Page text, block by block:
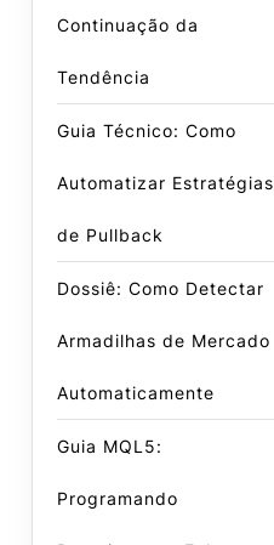
Continuação da
Tendência
Guia Técnico: Como
Automatizar Estratégias
de Pullback
Dossiê: Como Detectar
Armadilhas de Mercado
Automaticamente
Guia MQL5:
Programando